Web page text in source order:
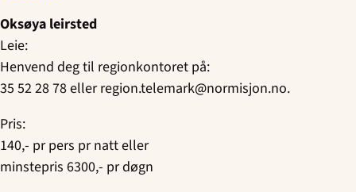
Oksøya leirsted
Leie:
Henvend deg til regionkontoret på:
35 52 28 78 eller region.telemark@normisjon.no.
Pris:
140,- pr pers pr natt eller
minstepris 6300,- pr døgn